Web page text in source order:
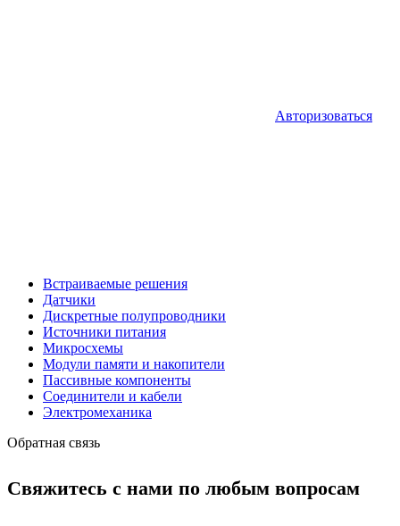
Авторизоваться
Встраиваемые решения
Датчики
Дискретные полупроводники
Источники питания
Микросхемы
Модули памяти и накопители
Пассивные компоненты
Соединители и кабели
Электромеханика
Обратная связь
Свяжитесь с нами по любым вопросам